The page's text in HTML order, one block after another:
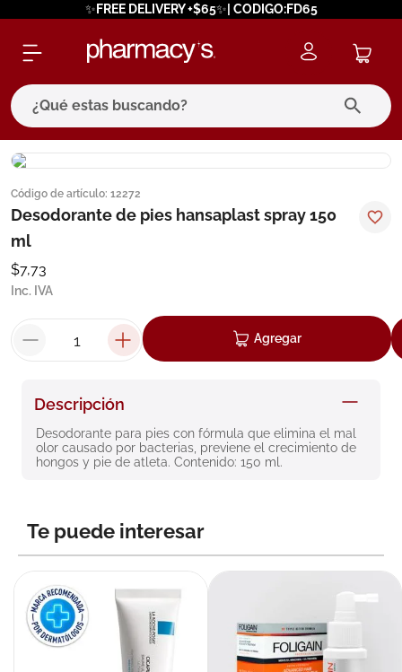
✨FREE DELIVERY +$65✨| CODIGO:FD65
¿Qué estas buscando?
Código de artículo: 12272
Desodorante de pies hansaplast spray 150
ml
$7,73
Inc. IVA
Agregar
Descripción
Desodorante para pies con fórmula que elimina el mal
olor causado por bacterias, previene el crecimiento de
hongos y pie de atleta. Contenido: 150 ml.
Te puede interesar
términos más buscados
1. eucerin
4.
5. cerave
roche posay
9. megacistin